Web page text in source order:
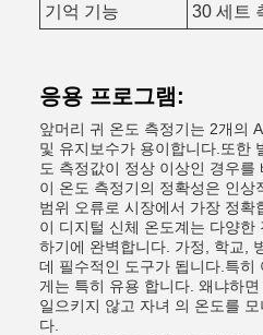
기억 기능
30 세트
응용 프로그램:
앞머리 귀 온도 측정기는 2개의
및 유지보수가 용이합니다.또한
도 측정값이 정상 이상인 경우를
이 온도 측정기의 정확성은 인상
범위 오류로 시장에서 가장 정확
이 디지털 신체 온도계는 다양한
하기에 완벽합니다. 가정, 학교,
데 필수적인 도구가 됩니다.특히
게는 특히 유용 합니다. 왜냐하
일으키지 않고 자녀 의 온도를
다.